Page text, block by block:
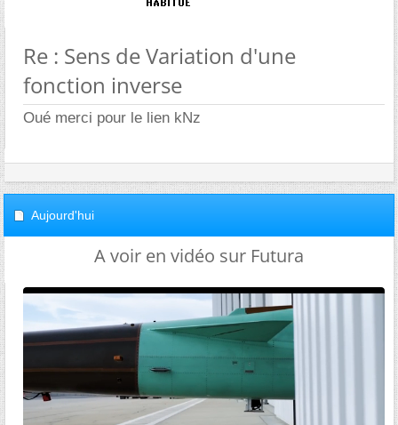
Re : Sens de Variation d'une
fonction inverse
Oué merci pour le lien kNz
Aujourd'hui
A voir en vidéo sur Futura